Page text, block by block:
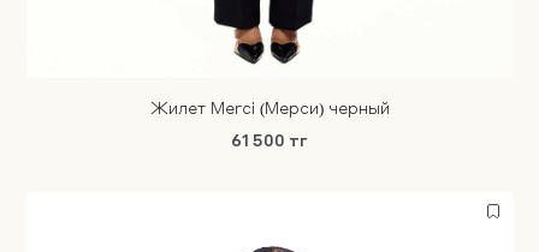
Жилет Merci (Мерси) черный
61 500 тг